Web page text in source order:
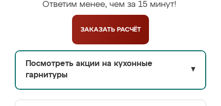
Ответим менее, чем за 15 минут!
ЗАКАЗАТЬ РАСЧЁТ
Посмотреть акции на кухонные
гарнитуры
▼